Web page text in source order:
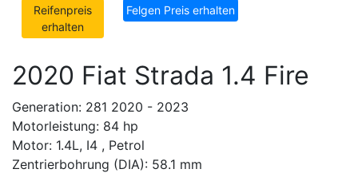
Reifenpreis
erhalten
Felgen Preis erhalten
2020 Fiat Strada 1.4 Fire
Generation: 281 2020 - 2023
Motorleistung: 84 hp
Motor: 1.4L, I4 , Petrol
Zentrierbohrung (DIA): 58.1 mm